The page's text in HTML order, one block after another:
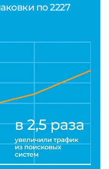
по 2227